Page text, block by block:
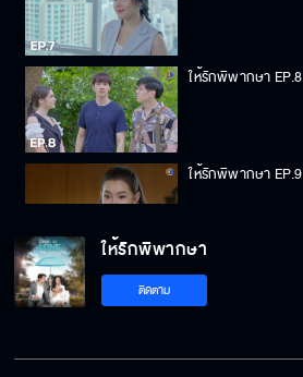
ให้รักพิพากษา EP.8
ให้รักพิพากษา EP.9
ให้รักพิพากษา EP.10
ให้รักพิพากษา
ติดตาม